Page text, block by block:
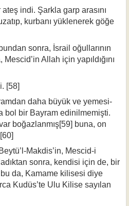
indi. Şarkla garp arasını
kurbanı yüklenerek göğe
sonra, İsrail oğullarının
Allah için yapıldığını
[58]
daha büyük ve yemesi-
bol bir Bayram edinilmemişti.
boğazlan­mış[59] buna, on
Makdis’in, Mescid-i
sonra, kendisi için de, bir
bu da, Kamame kili­sesi diye
Kudüs’te Ulu Kilise sayılan